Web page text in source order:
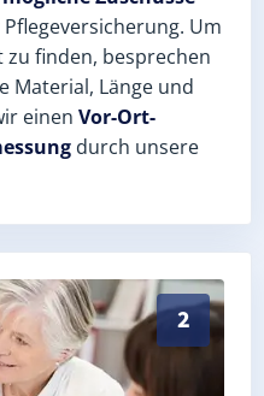
Um
finden, besprechen
Material, Länge und
einen Vor-Ort-
durch unsere
2
(Landkreis